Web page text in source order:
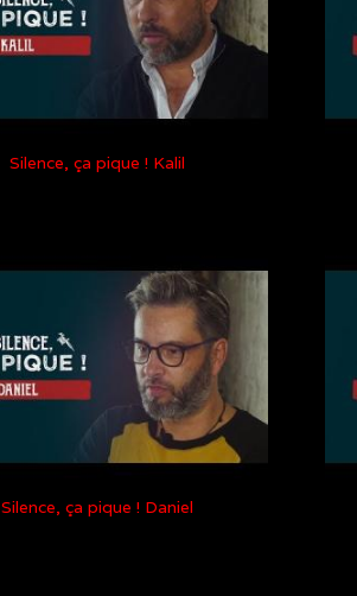
Silence, ça pique ! Kalil
Silence, ça pique ! Daniel